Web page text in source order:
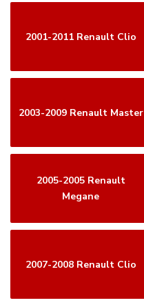
2001-2011 Renault Clio
2003-2009 Renault Master
2005-2005 Renault
Megane
2007-2008 Renault Clio